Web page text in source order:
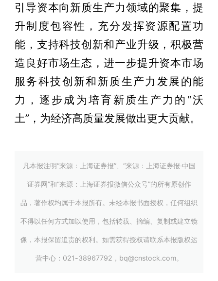
引导资本向新质生产力领域的聚集，提
升制度包容性，充分发挥资源配置功
能，支持科技创新和产业升级，积极营
造良好市场生态，进一步提升资本市场
服务科技创新和新质生产力发展的能
力，逐步成为培育新质生产力的“沃
土”，为经济高质量发展做出更大贡献。
凡本报注明“来源：上海证券报”、“来源：上海证券报·中国
证券网”和“来源：上海证券报微信公众号”的所有原创作
品，著作权均属于本报所有。未经本报书面授权，任何组织
不得以任何方式加以使用，包括转载、摘编、复制或建立镜
像，本报保留追责的权利。如需获得授权请联系本报版权运
营中心：021-38967792，bq@cnstock.com。